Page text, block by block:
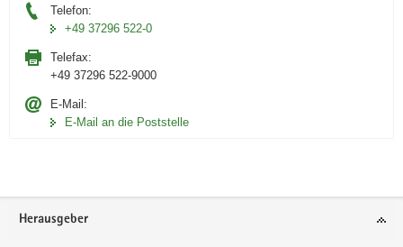
Telefon:
+49 37296 522-0
Telefax:
+49 37296 522-9000
E-Mail:
E-Mail an die Poststelle
Footer-
Herausgeber